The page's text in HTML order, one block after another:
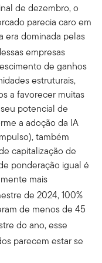
de dezembro, o
parecia caro em
era dominada pelas
empresas
de ganhos
estruturais,
a favorecer muitas
potencial de
a adoção da IA
também
capitalização de
ponderação igual é
mais
de 2024, 100%
de menos de 45
do ano, esse
parecem estar se